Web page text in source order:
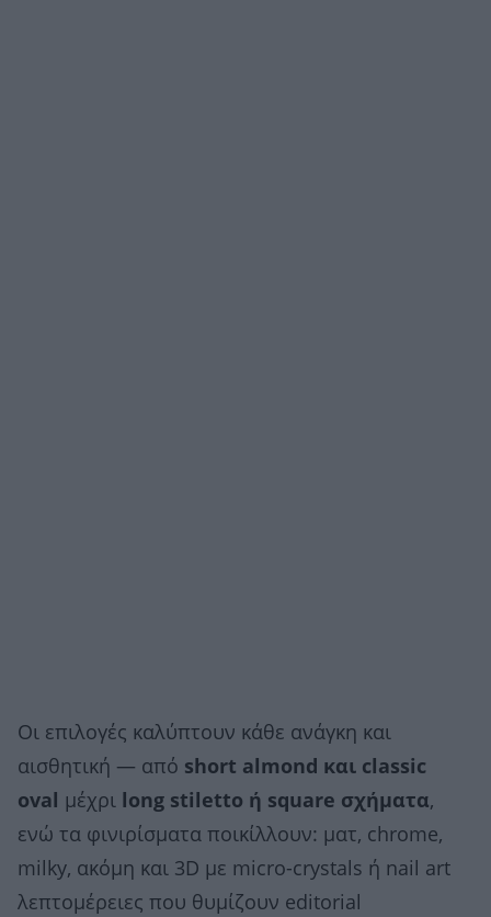
Οι επιλογές καλύπτουν κάθε ανάγκη και
αισθητική — από short almond και classic
oval
μέχρι long stiletto ή square σχήματα,
ενώ τα φινιρίσματα ποικίλλουν: ματ, chrome,
milky, ακόμη και 3D με micro-crystals ή nail art
λεπτομέρειες που θυμίζουν editorial